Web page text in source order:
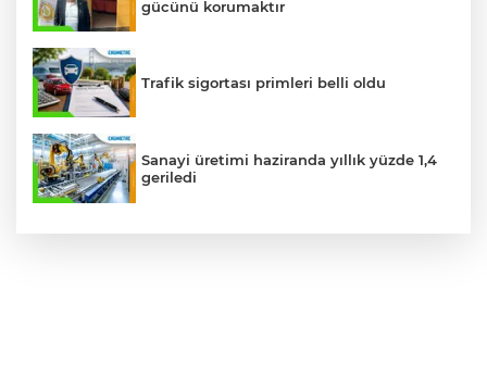
gücünü korumaktır
Trafik sigortası primleri belli oldu
Sanayi üretimi haziranda yıllık yüzde 1,4
geriledi